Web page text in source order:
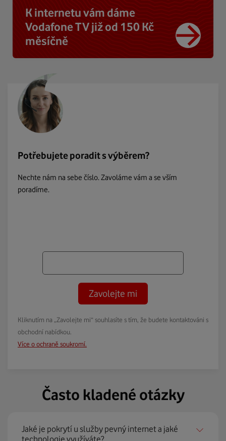
K internetu vám dáme
Vodafone TV již od 150 Kč
měsíčně
Potřebujete poradit s výběrem?
Nechte nám na sebe číslo. Zavoláme vám a se vším
poradíme.
Zavolejte mi
Kliknutím na „Zavolejte mi“ souhlasíte s tím, že budete kontaktováni s
obchodní nabídkou.
Více o ochraně soukromí.
Často kladené otázky
Jaké je pokrytí u služby pevný internet a jaké
technologie využíváte?